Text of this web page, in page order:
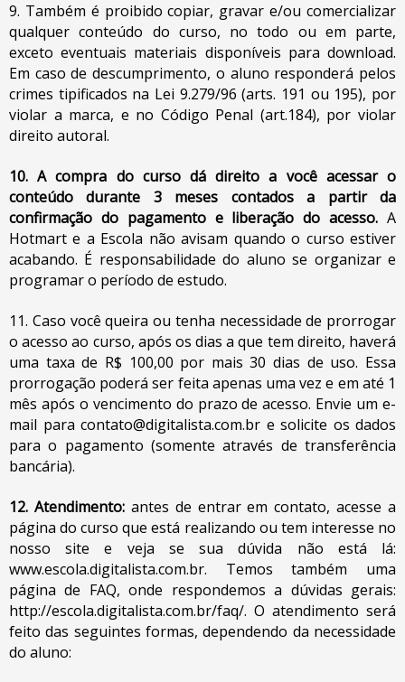
9. Também é proibido copiar, gravar e/ou comercializar
qualquer conteúdo do curso, no todo ou em parte,
exceto eventuais materiais disponíveis para download.
Em caso de descumprimento, o aluno responderá pelos
crimes tipificados na Lei 9.279/96 (arts. 191 ou 195), por
violar a marca, e no Código Penal (art.184), por violar
direito autoral.
10. A compra do curso dá direito a você acessar o
conteúdo durante 3 meses contados a partir da
confirmação do pagamento e liberação do acesso. A
Hotmart e a Escola não avisam quando o curso estiver
acabando. É responsabilidade do aluno se organizar e
programar o período de estudo.
11. Caso você queira ou tenha necessidade de prorrogar
o acesso ao curso, após os dias a que tem direito, haverá
uma taxa de R$ 100,00 por mais 30 dias de uso. Essa
prorrogação poderá ser feita apenas uma vez e em até 1
mês após o vencimento do prazo de acesso. Envie um e-
mail para contato@digitalista.com.br e solicite os dados
para o pagamento (somente através de transferência
bancária).
12. Atendimento: antes de entrar em contato, acesse a
página do curso que está realizando ou tem interesse no
nosso site e veja se sua dúvida não está lá:
www.escola.digitalista.com.br. Temos também uma
página de FAQ, onde respondemos a dúvidas gerais:
http://escola.digitalista.com.br/faq/. O atendimento será
feito das seguintes formas, dependendo da necessidade
do aluno: